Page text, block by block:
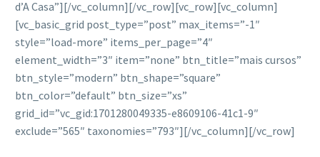
d’A Casa”][/vc_column][/vc_row][vc_row][vc_column]
[vc_basic_grid post_type=”post” max_items=”-1″
style=”load-more” items_per_page=”4″
element_width=”3″ item=”none” btn_title=”mais cursos”
btn_style=”modern” btn_shape=”square”
btn_color=”default” btn_size=”xs”
grid_id=”vc_gid:1701280049335-e8609106-41c1-9″
exclude=”565″ taxonomies=”793″][/vc_column][/vc_row]